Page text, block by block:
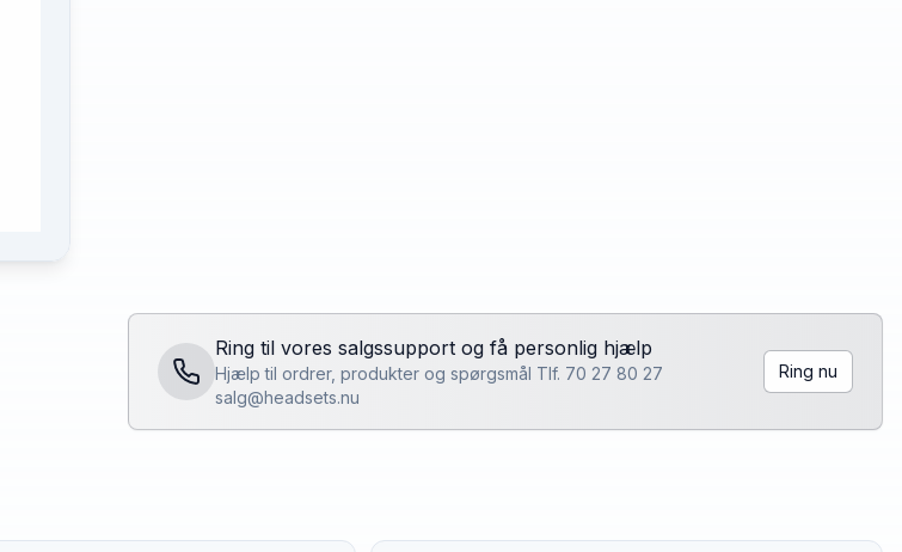
Ring til vores salgssupport og få personlig hjælp
Hjælp til ordrer, produkter og spørgsmål Tlf. 70 27 80 27
salg@headsets.nu
Ring nu